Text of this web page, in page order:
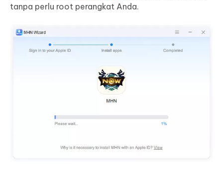
tanpa perlu root perangkat Anda.